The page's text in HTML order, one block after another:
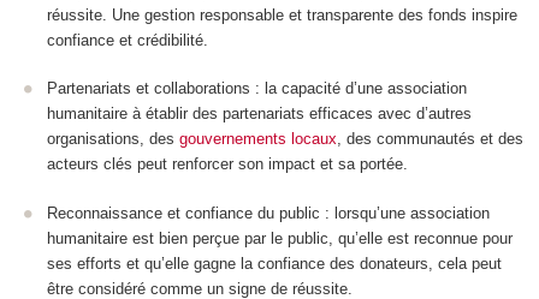
réussite. Une gestion responsable et transparente des fonds inspire
confiance et crédibilité.
Partenariats et collaborations : la capacité d’une association
humanitaire à établir des partenariats efficaces avec d’autres
organisations, des gouvernements locaux, des communautés et des
acteurs clés peut renforcer son impact et sa portée.
Reconnaissance et confiance du public : lorsqu’une association
humanitaire est bien perçue par le public, qu’elle est reconnue pour
ses efforts et qu’elle gagne la confiance des donateurs, cela peut
être considéré comme un signe de réussite.